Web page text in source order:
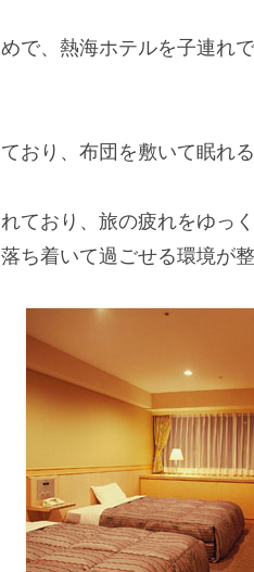
で、熱海ホテルを子連れ
おり、布団を敷いて眠れ
ており、旅の疲れをゆっく
ち着いて過ごせる環境が整